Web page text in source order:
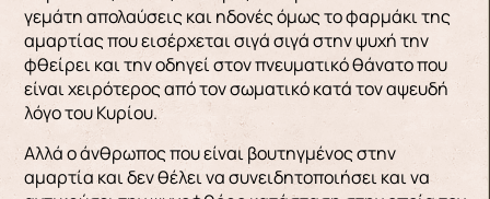
γεμάτη απολαύσεις και ηδονές όμως το φαρμάκι της
αμαρτίας που εισέρχεται σιγά σιγά στην ψυχή την
φθείρει και την οδηγεί στον πνευματικό θάνατο που
είναι χειρότερος από τον σωματικό κατά τον αψευδή
λόγο του Κυρίου.
Αλλά ο άνθρωπος που είναι βουτηγμένος στην
αμαρτία και δεν θέλει να συνειδητοποιήσει και να